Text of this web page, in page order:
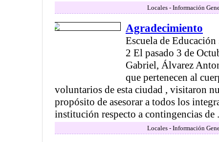
Locales - Información
Agradecimiento
Escuela de
2 El pasado 3 de
Gabriel, Álvarez
que pertenecen al
voluntarios de esta ciudad , visitaron
propósito de asesorar a todos los
institución respecto a contingencias de
Locales - Información